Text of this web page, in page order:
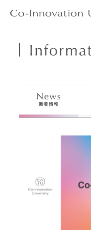
新着情報